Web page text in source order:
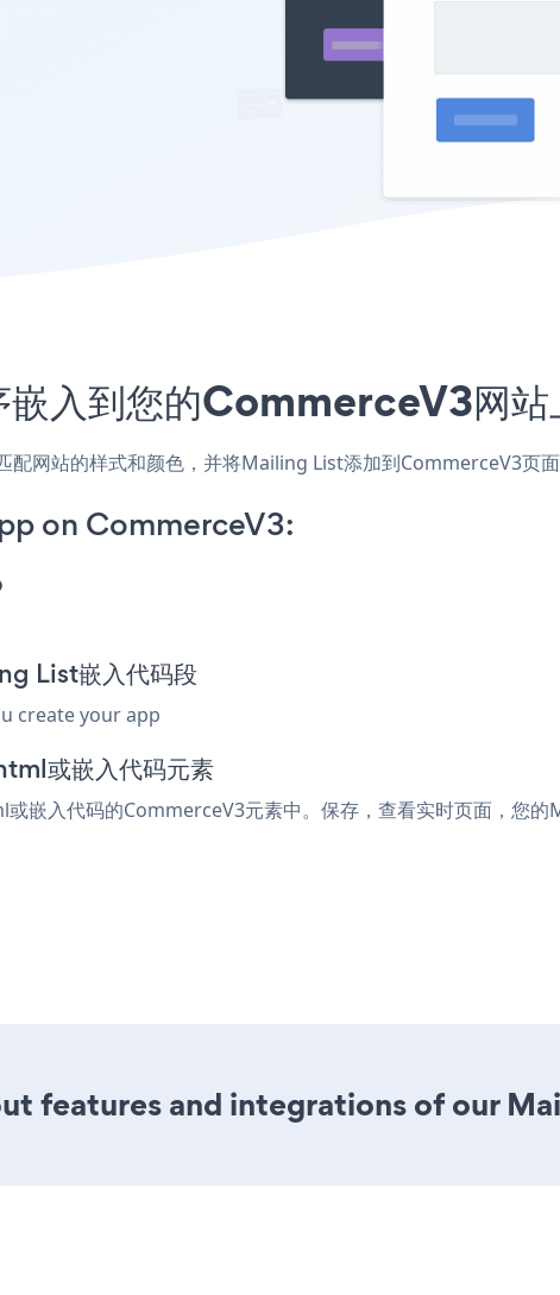
入到您的CommerceV3网站
网站的样式和颜色，并将Mailing List添加到CommerceV3页面
on CommerceV3:
List嵌入代码段
create your app
或嵌入代码元素
嵌入代码的CommerceV3元素中。保存，查看实时页面，您的
features and integrations of our